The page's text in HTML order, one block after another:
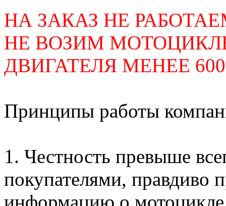
НА ЗАКАЗ НЕ
НЕ ВОЗИМ
ДВИГАТЕЛЯ МЕНЕЕ
Принципы работы
1. Честность превыше
покупателями, правдиво